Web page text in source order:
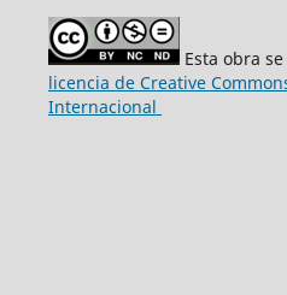
Esta obra
licencia de Creative
Internacional